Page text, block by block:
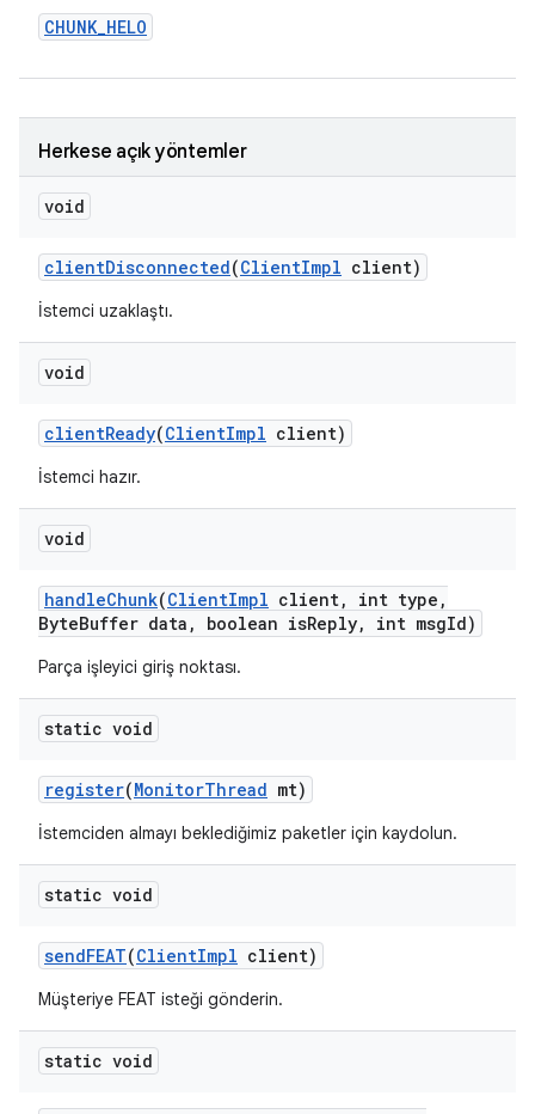
CHUNK_HELO
Herkese açık yöntemler
void
clientDisconnected(ClientImpl client)
İstemci uzaklaştı.
void
clientReady(ClientImpl client)
İstemci hazır.
void
handleChunk(ClientImpl client, int type ,
ByteBuffer data , boolean isReply, int msgId)
Parça işleyici giriş noktası.
static void
register(MonitorThread mt)
İstemciden almayı beklediğimiz paketler için kaydolun.
static void
sendFEAT(ClientImpl client)
Müşteriye FEAT isteği gönderin.
static void